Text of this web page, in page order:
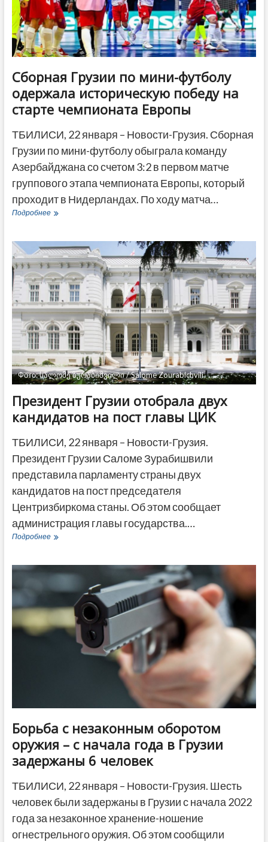
Сборная Грузии по мини-футболу
одержала историческую победу на
старте чемпионата Европы
ТБИЛИСИ, 22 января – Новости-Грузия. Сборная
Грузии по мини-футболу обыграла команду
Азербайджана со счетом 3:2 в первом матче
группового этапа чемпионата Европы, который
проходит в Нидерландах. По ходу матча…
ПодробнееСборная
мини-
футболу
одержала
историческую
победу
на
старте
чемпионата
Европы
Фото: სალომე ზურაბიშვილი / Salome Zourabichvili
Президент Грузии отобрала двух
кандидатов на пост главы ЦИК
ТБИЛИСИ, 22 января – Новости-Грузия.
Президент Грузии Саломе Зурабишвили
представила парламенту страны двух
кандидатов на пост председателя
Центризбиркома станы. Об этом сообщает
администрация главы государства.…
ПодробнееПрезидент
на
главы
ЦИК
Борьба с незаконным оборотом
оружия – с начала года в Грузии
задержаны 6 человек
ТБИЛИСИ, 22 января – Новости-Грузия. Шесть
человек были задержаны в Грузии с начала 2022
года за незаконное хранение-ношение
огнестрельного оружия. Об этом сообщили